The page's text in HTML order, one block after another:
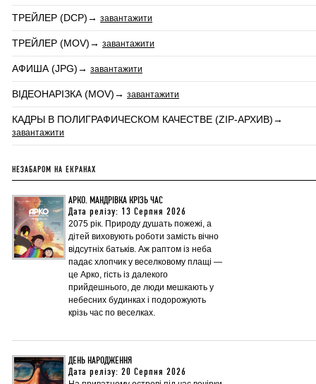
ТРЕЙЛЕР (DCP)→ завантажити
ТРЕЙЛЕР (MOV)→ завантажити
АФИША (JPG)→ завантажити
ВІДЕОНАРІЗКА (MOV)→ завантажити
КАДРЫ В ПОЛИГРАФИЧЕСКОМ КАЧЕСТВЕ (ZIP-АРХИВ)→
завантажити
НЕЗАБАРОМ НА ЕКРАНАХ
АРКО. МАНДРІВКА КРІЗЬ ЧАС
Дата релізу: 13 Серпня 2026
2075 рік. Природу душать пожежі, а
дітей виховують роботи замість вічно
відсутніх батьків. Аж раптом із неба
падає хлопчик у веселковому плащі —
це Арко, гість із далекого
прийдешнього, де люди мешкають у
небесних будинках і подорожують
крізь час по веселках.
ДЕНЬ НАРОДЖЕННЯ
Дата релізу: 20 Серпня 2026